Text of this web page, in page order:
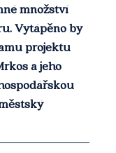
množství
Vytápěno by
projektu
a jeho